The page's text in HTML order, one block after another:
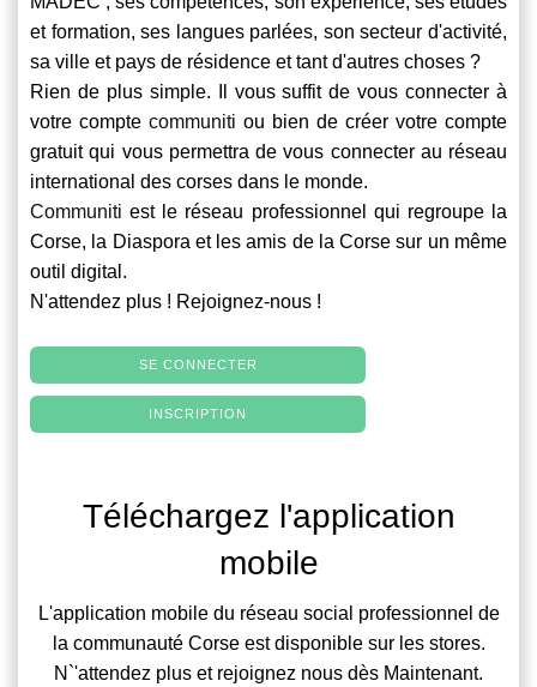
et formation, ses langues parlées, son secteur d'activité,
sa ville et pays de résidence et tant d'autres choses ?
Rien de plus simple. Il vous suffit de vous connecter à
votre compte communiti ou bien de créer votre compte
gratuit qui vous permettra de vous connecter au réseau
international des corses dans le monde.
Communiti est le réseau professionnel qui regroupe la
Corse, la Diaspora et les amis de la Corse sur un même
outil digital.
N'attendez plus ! Rejoignez-nous !
SE CONNECTER
INSCRIPTION
Téléchargez l'application
mobile
L'application mobile du réseau social professionnel de
la communauté Corse est disponible sur les stores.
N`'attendez plus et rejoignez nous dès Maintenant.